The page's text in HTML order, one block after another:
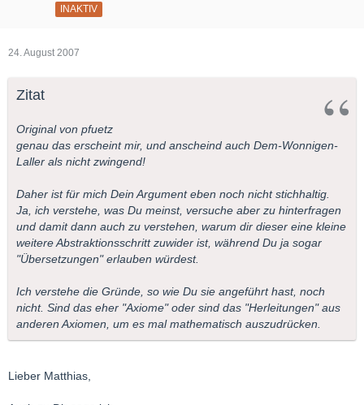
INAKTIV
24. August 2007
Zitat
Original von pfuetz
genau das erscheint mir, und anscheind auch Dem-Wonnigen-
Laller als nicht zwingend!
Daher ist für mich Dein Argument eben noch nicht stichhaltig.
Ja, ich verstehe, was Du meinst, versuche aber zu hinterfragen
und damit dann auch zu verstehen, warum dir dieser eine kleine
weitere Abstraktionsschritt zuwider ist, während Du ja sogar
"Übersetzungen" erlauben würdest.
Ich verstehe die Gründe, so wie Du sie angeführt hast, noch
nicht. Sind das eher "Axiome" oder sind das "Herleitungen" aus
anderen Axiomen, um es mal mathematisch auszudrücken.
Lieber Matthias,